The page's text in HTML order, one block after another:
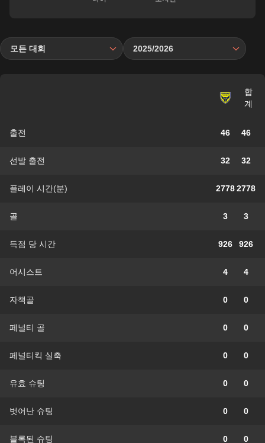
모든 대회 2025/2026
합
계
출전 46 46
선발 출전 32 32
플레이 시간(분) 27782778
골 3 3
득점 당 시간 926 926
어시스트 4 4
자책골 0 0
페널티 골 0 0
페널티킥 실축 0 0
유효 슈팅 0 0
벗어난 슈팅 0 0
블록된 슈팅 0 0